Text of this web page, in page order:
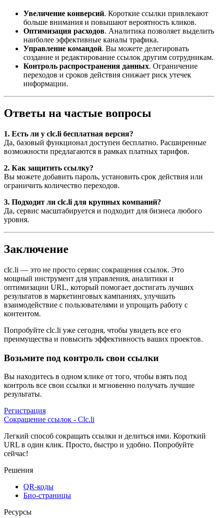
Увеличение конверсий. Короткие ссылки привлекают
больше внимания и повышают вероятность кликов.
Оптимизация расходов. Аналитика позволяет выделить
наиболее эффективные каналы трафика.
Управление командой. Вы можете делегировать
создание и редактирование ссылок другим сотрудникам.
Контроль распространения данных. Ограничение
переходов и сроков действия снижает риск утечек
информации.
Ответы на частые вопросы
1. Есть ли у clc.li бесплатная версия?
Да, базовый функционал доступен бесплатно. Расширенные
возможности предлагаются в рамках платных тарифов.
2. Как защитить ссылку?
Вы можете добавить пароль, установить срок действия или
ограничить количество переходов.
3. Подходит ли clc.li для крупных компаний?
Да, сервис масштабируется и подходит для бизнеса любого
уровня.
Заключение
clc.li — это не просто сервис сокращения ссылок. Это
мощный инструмент для управления, аналитики и
оптимизации URL, который помогает достигать лучших
результатов в маркетинговых кампаниях, улучшать
взаимодействие с пользователями и упрощать работу с
контентом.
Попробуйте clc.li уже сегодня, чтобы увидеть все его
преимущества и повысить эффективность ваших проектов.
Возьмите под контроль свои ссылки
Вы находитесь в одном клике от того, чтобы взять под
контроль все свои ссылки и мгновенно получать лучшие
результаты.
Регистрация
Сокращение ссылок - Clc.li
Легкий способ сокращать ссылки и делиться ими. Короткий
URL в один клик. Просто, быстро и удобно. Попробуйте
сейчас!
Решения
QR-коды
Био-страницы
Ресурсы